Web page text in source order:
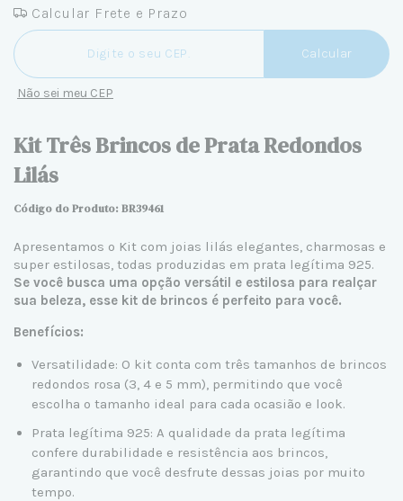
Calcular Frete e Prazo
Entregas para o CEP:
Calcular
Não sei meu CEP
Kit Três Brincos de Prata Redondos
Lilás
Código do Produto: BR39461
Apresentamos o Kit com joias lilás elegantes, charmosas e
super estilosas, todas produzidas em prata legítima 925.
Se você busca uma opção versátil e estilosa para realçar
sua beleza, esse kit de brincos é perfeito para você.
Benefícios:
Versatilidade: O kit conta com três tamanhos de brincos
redondos rosa (3, 4 e 5 mm), permitindo que você
escolha o tamanho ideal para cada ocasião e look.
Prata legítima 925: A qualidade da prata legítima
confere durabilidade e resistência aos brincos,
garantindo que você desfrute dessas joias por muito
tempo.